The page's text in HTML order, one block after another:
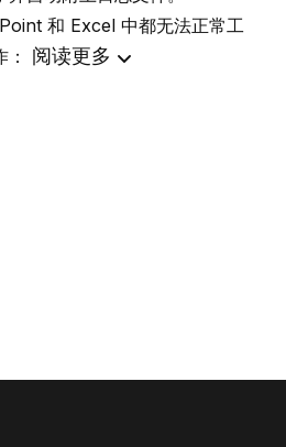
和 Excel 中都无法正常工
： 阅读更多